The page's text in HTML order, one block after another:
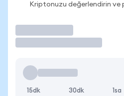
Kriptonuzu değerlendirin ve
15dk 30dk 1sa